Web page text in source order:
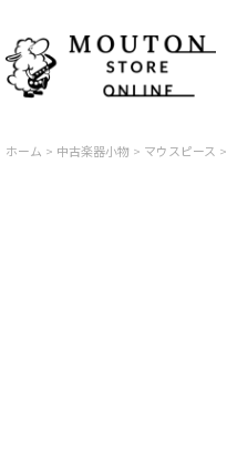
ホーム > 中古楽器小物 > マウスピース >